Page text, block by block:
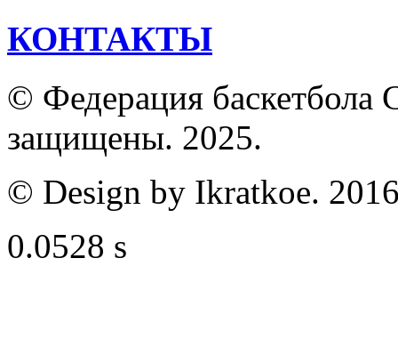
КОНТАКТЫ
© Федерация баскетбола
защищены. 2025.
© Design by Ikratkoe.
0.0528 s